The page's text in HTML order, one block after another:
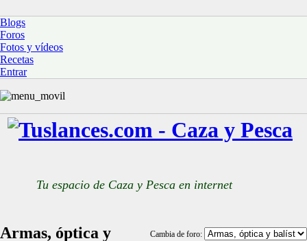
Blogs
Foros
Fotos y vídeos
Recetas
Entrar
Tu espacio de Caza y Pesca en internet
Cambia de foro:
Armas, óptica y